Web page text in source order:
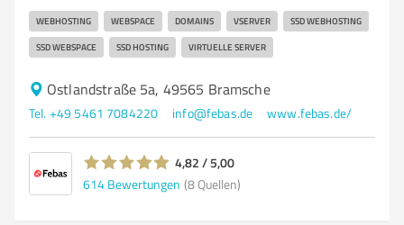
WEBHOSTING WEBSPACE DOMAINS VSERVER SSD WEBHOSTING
SSD WEBSPACE SSD HOSTING VIRTUELLE SERVER
Ostlandstraße 5a, 49565 Bramsche
Tel. +49 5461 7084220 info@febas.de www.febas.de/
4,82 / 5,00
614 Bewertungen (8 Quellen)